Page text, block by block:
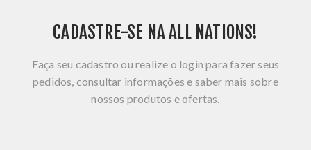
CADASTRE-SE NA ALL NATIONS!
Faça seu cadastro ou realize o login para fazer seus
pedidos, consultar informações e saber mais sobre
nossos produtos e ofertas.